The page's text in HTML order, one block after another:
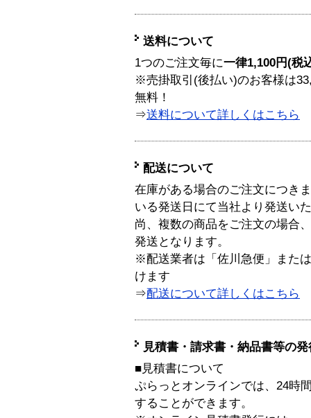
送料について
1つのご注文毎に一律1,100円(税
※売掛取引(後払い)のお客様は
無料！
⇒送料について詳しくはこちら
配送について
在庫がある場合のご注文につき
いる発送日にて当社より発送い
尚、複数の商品をご注文の場合
発送となります。
※配送業者は「佐川急便」また
けます
⇒配送について詳しくはこちら
見積書・請求書・納品書等の
■見積書について
ぷらっとオンラインでは、24時
することができます。